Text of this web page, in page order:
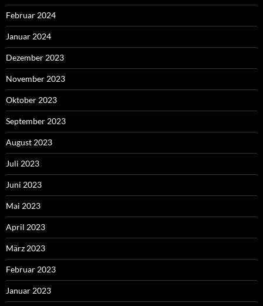
Februar 2024
Januar 2024
Dezember 2023
November 2023
Oktober 2023
September 2023
August 2023
Juli 2023
Juni 2023
Mai 2023
April 2023
März 2023
Februar 2023
Januar 2023